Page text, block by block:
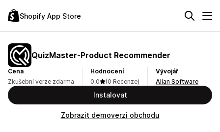
Shopify App Store
QuizMaster‑Product Recommender
Cena
Zkušební verze zdarma
Hodnocení
0,0
(0 Recenze)
Vývojář
Alian Software
Instalovat
Zobrazit demoverzi obchodu